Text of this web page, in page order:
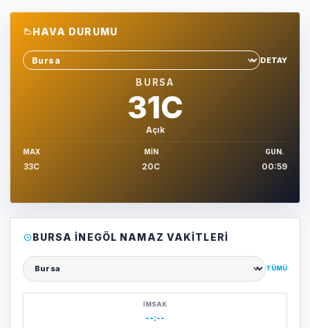
HAVA DURUMU
Sehir sec
DETAY
BURSA
31C
Açık
MAX
33C
MIN
20C
GUN.
00:59
BURSA İNEGÖL NAMAZ VAKITLERI
Şehir seçin
TÜMÜ
İMSAK
--:--